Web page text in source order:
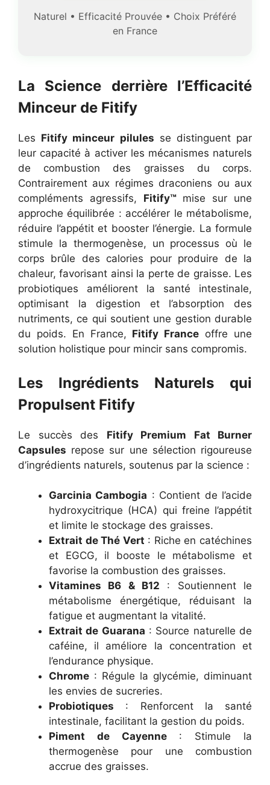
Naturel • Efficacité Prouvée • Choix Préféré
en France
La Science derrière l’Efficacité
Minceur de Fitify
Les Fitify minceur pilules se distinguent par
leur capacité à activer les mécanismes naturels
de combustion des graisses du corps.
Contrairement aux régimes draconiens ou aux
compléments agressifs, Fitify™mise sur une
approche équilibrée : accélérer le métabolisme,
réduire l’appétit et booster l’énergie. La formule
stimule la thermogenèse, un processus où le
corps brûle des calories pour produire de la
chaleur, favorisant ainsi la perte de graisse. Les
probiotiques améliorent la santé intestinale,
optimisant la digestion et l’absorption des
nutriments, ce qui soutient une gestion durable
du poids. En France, Fitify France offre une
solution holistique pour mincir sans compromis.
Les Ingrédients Naturels qui
Propulsent Fitify
Le succès des Fitify Premium Fat Burner
Capsules repose sur une sélection rigoureuse
d’ingrédients naturels, soutenus par la science :
Garcinia Cambogia : Contient de l’acide
hydroxycitrique (HCA) qui freine l’appétit
et limite le stockage des graisses.
Extrait de Thé Vert : Riche en catéchines
et EGCG, il booste le métabolisme et
favorise la combustion des graisses.
Vitamines B6 & B12 : Soutiennent le
métabolisme énergétique, réduisant la
fatigue et augmentant la vitalité.
Extrait de Guarana : Source naturelle de
caféine, il améliore la concentration et
l’endurance physique.
Chrome : Régule la glycémie, diminuant
les envies de sucreries.
Probiotiques : Renforcent la santé
intestinale, facilitant la gestion du poids.
Piment de Cayenne: Stimule la
thermogenèse pour une combustion
accrue des graisses.